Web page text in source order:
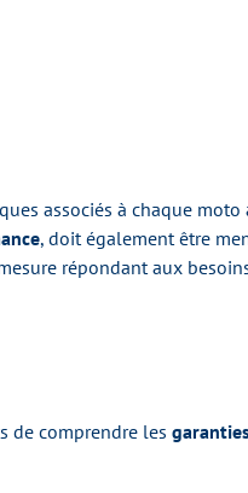
associés à chaque moto
, doit également être
répondant aux
de comprendre les